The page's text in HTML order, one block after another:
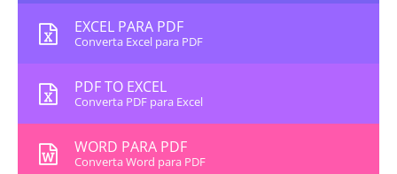
EXCEL PARA PDF
Converta Excel para PDF
PDF TO EXCEL
Converta PDF para Excel
WORD PARA PDF
Converta Word para PDF